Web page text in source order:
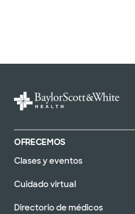
OFRECEMOS
Clases y eventos
Cuidado virtual
Directorio de médicos